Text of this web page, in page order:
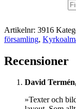
Artikelnr: 3916
församling,
Recensioner
David
»Texter och